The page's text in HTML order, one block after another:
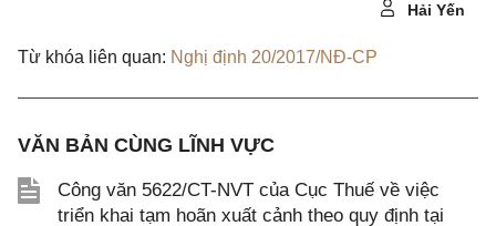
Hải Yến
Từ khóa liên quan: Nghị định 20/2017/NĐ-CP
VĂN BẢN CÙNG LĨNH VỰC
Công văn 5622/CT-NVT của Cục Thuế về việc
triển khai tạm hoãn xuất cảnh theo quy định tại